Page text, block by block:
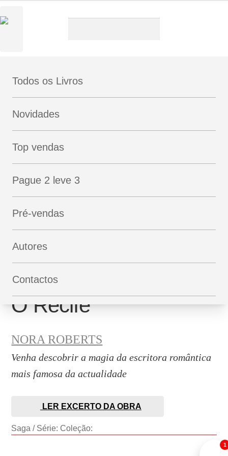
Todos os Livros
Novidades
Top vendas
Pague 2 leve 3
Pré-vendas
Autores
Contactos
Ver carrinho
“A Mentira” foi
adicionado ao seu carrinho.
2 = 3
O Recife
NORA ROBERTS
Venha descobrir a magia da escritora romântica
mais famosa da actualidade
LER EXCERTO DA OBRA
Saga / Série: Coleção:
1